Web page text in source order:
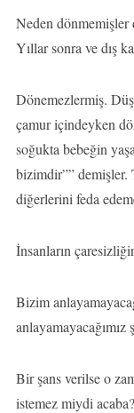
Neden dönmemişler
Yıllar sonra ve dış
Dönemezlermiş.
çamur içindeyken
soğukta bebeğin
bizimdir”” demişler.
diğerlerini feda
İnsanların
Bizim
anlayamayacağımız
Bir şans verilse o
istemez miydi